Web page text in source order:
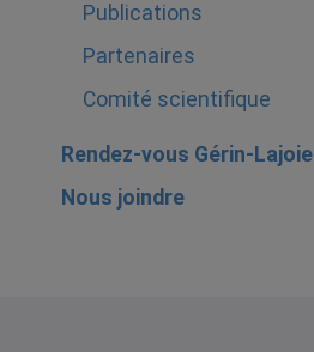
Publications
Partenaires
Comité scientifique
Rendez-vous Gérin-Lajoie
Nous joindre